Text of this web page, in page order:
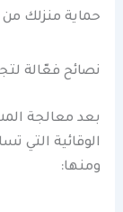
حماية منزلك من
نصائح فعّالة
بعد معالجة
الوقائية التي
ومنها: